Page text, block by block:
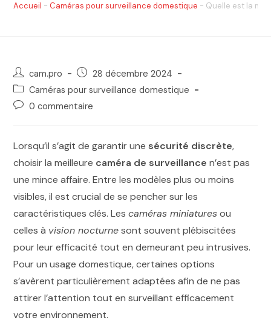
Accueil - Caméras pour surveillance domestique - Quelle est la
cam.pro
28 décembre 2024
Caméras pour surveillance domestique
0 commentaire
Lorsqu’il s’agit de garantir une sécurité discrète,
choisir la meilleure caméra de surveillance n’est pas
une mince affaire. Entre les modèles plus ou moins
visibles, il est crucial de se pencher sur les
caractéristiques clés. Lescaméras miniaturesou
celles à vision nocturnesont souvent plébiscitées
pour leur efficacité tout en demeurant peu intrusives.
Pour un usage domestique, certaines options
s’avèrent particulièrement adaptées afin de ne pas
attirer l’attention tout en surveillant efficacement
votre environnement.